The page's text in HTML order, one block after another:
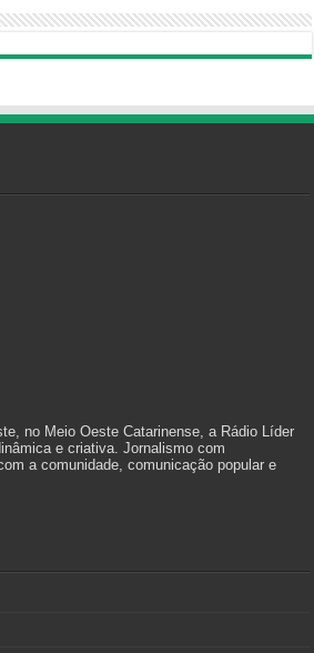
no Meio Oeste Catarinense, a Rádio Líder
e criativa. Jornalismo com
a comunidade, comunicação popular e